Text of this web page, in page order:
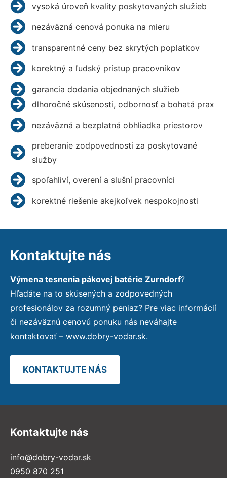
vysoká úroveň kvality poskytovaných služieb
nezáväzná cenová ponuka na mieru
transparentné ceny bez skrytých poplatkov
korektný a ľudský prístup pracovníkov
garancia dodania objednaných služieb
dlhoročné skúsenosti, odbornosť a bohatá prax
nezáväzná a bezplatná obhliadka priestorov
preberanie zodpovednosti za poskytované
služby
spoľahliví, overení a slušní pracovníci
korektné riešenie akejkoľvek nespokojnosti
Kontaktujte nás
Výmena tesnenia pákovej batérie Zurndorf?
Hľadáte na to skúsených a zodpovedných
profesionálov za rozumný peniaz? Pre viac informácií
či nezáväznú cenovú ponuku nás neváhajte
kontaktovať – www.dobry-vodar.sk.
KONTAKTUJTE NÁS
Kontaktujte nás
info@dobry-vodar.sk
0950 870 251